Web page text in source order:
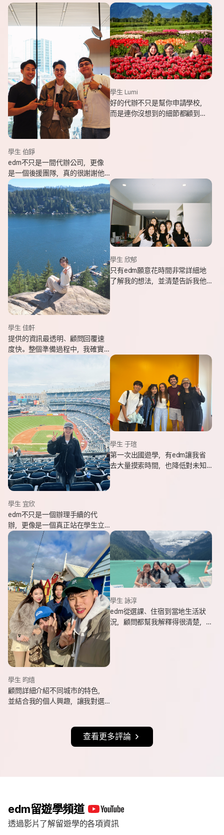
學生 伯錚
edm不只是一間代辦公司，更像
是一個後援團隊，真的很謝謝他
們的幫忙，讓我能安心出發，去
追逐我一直想完成的留遊學夢
想。
學生 Lumi
好的代辦不只是幫你申請學校，
而是連你沒想到的細節都顧到
學生 佳軒
提供的資訊最透明、顧問回覆速
度快。整個準備過程中，我確實
也感受到edm的用心與專業。抵
學生 欣郁
只有edm願意花時間非常詳細地
了解我的想法，並清楚告訴我他
學生 宜欣
edm不只是一個辦理手續的代
辦，更像是一個真正站在學生立
場、陪伴並支持你完成留遊學夢
想的夥伴。這也是我會想推薦
edm的原因。
學生 于瑄
第一次出國遊學，有edm讓我省
去大量摸索時間，也降低對未知
學生 昀熺
顧問詳細介紹不同城市的特色，
並結合我的個人興趣，讓我對選
學生 詠淳
edm從選課、住宿到當地生活狀
況，顧問都幫我解釋得很清楚，
查看更多評論
edm留遊學頻道
透過影片了解留遊學的各項資訊